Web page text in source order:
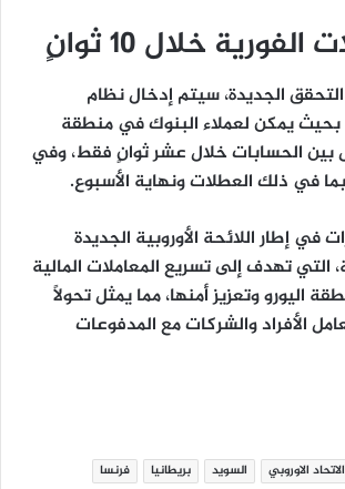
خلال 10 ثوانٍ
الجديدة، سيتم إدخال نظام
بحيث يمكن لعملاء البنوك في منطقة
بين الحسابات خلالعشر ثوانٍ فقط، وفي
في ذلك العطلات ونهاية الأسبوع.
في إطاراللائحة الأوروبية الجديدة
، التي تهدف إلى تسريع المعاملات المالية
اليورو وتعزيز أمنها، مما يمثل تحولًا
الأفراد والشركات مع المدفوعات
الاتحاد الاوروبي السويد بريطانيا فرنسا